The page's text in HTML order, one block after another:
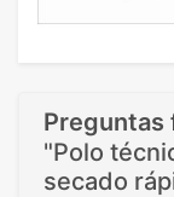
"Polo
secado